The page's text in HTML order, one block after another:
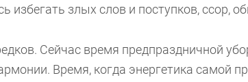
избегать злых слов и поступков,
Сейчас время предпраздничной
Время, когда энергетика самой